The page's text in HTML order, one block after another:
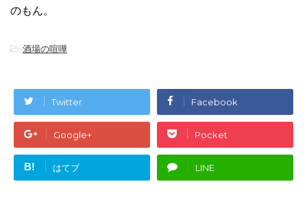
のもん。
-酒場の喧嘩
Twitter Facebook
Google+ Pocket
B! はてブ LINE